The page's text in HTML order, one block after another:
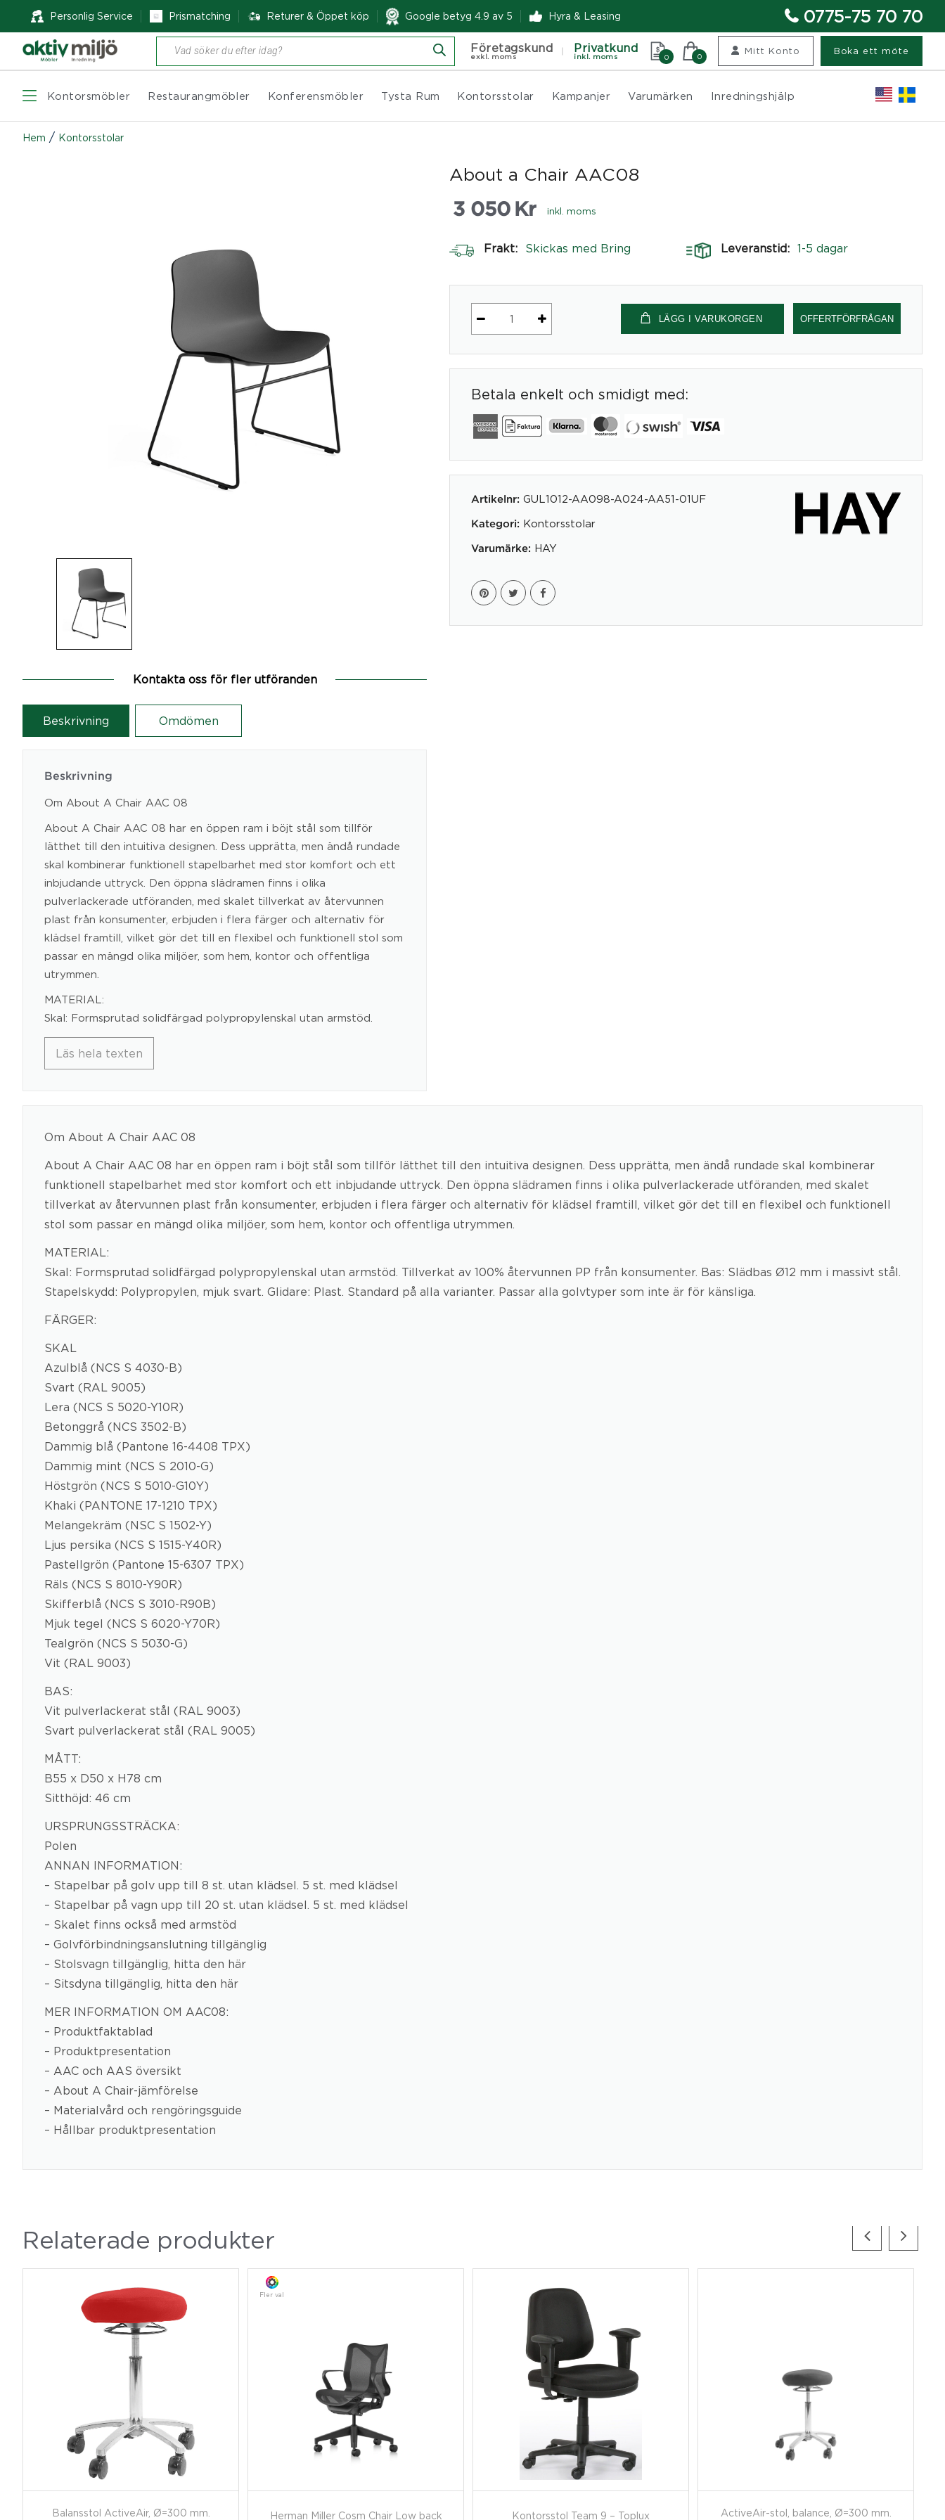
Personlig Service Prismatching Returer & Öppet köp Google betyg 4.9 av 5 Hyra & Leasing 0775-75 70 70
Produktsökning Företagskund
exkl. moms
Privatkund
inkl. moms 0 0
Mitt Konto Boka ett möte
Kontorsmöbler Restaurangmöbler Konferensmöbler Tysta Rum Kontorsstolar Kampanjer Varumärken Inredningshjälp
Hem / Kontorsstolar
Kontakta oss för fler utföranden
Beskrivning Omdömen
Beskrivning
Om About A Chair AAC 08
About A Chair AAC 08 har en öppen ram i böjt stål som tillför
lätthet till den intuitiva designen. Dess upprätta, men ändå rundade
skal kombinerar funktionell stapelbarhet med stor komfort och ett
inbjudande uttryck. Den öppna slädramen finns i olika
pulverlackerade utföranden, med skalet tillverkat av återvunnen
plast från konsumenter, erbjuden i flera färger och alternativ för
klädsel framtill, vilket gör det till en flexibel och funktionell stol som
passar en mängd olika miljöer, som hem, kontor och offentliga
utrymmen.
MATERIAL:
Skal: Formsprutad solidfärgad polypropylenskal utan armstöd.
Läs hela texten
About a Chair AAC08
3 050 Kr inkl. moms
Frakt: Skickas med Bring Leveranstid: 1-5 dagar
mängd
LÄGG I VARUKORGEN OFFERTFÖRFRÅGAN
Betala enkelt och smidigt med:
Artikelnr: GUL1012-AA098-A024-AA51-01UF
Kategori: Kontorsstolar
Varumärke: HAY
Om About A Chair AAC 08
About A Chair AAC 08 har en öppen ram i böjt stål som tillför lätthet till den intuitiva designen. Dess upprätta, men ändå rundade skal kombinerar
funktionell stapelbarhet med stor komfort och ett inbjudande uttryck. Den öppna slädramen finns i olika pulverlackerade utföranden, med skalet
tillverkat av återvunnen plast från konsumenter, erbjuden i flera färger och alternativ för klädsel framtill, vilket gör det till en flexibel och funktionell
stol som passar en mängd olika miljöer, som hem, kontor och offentliga utrymmen.
MATERIAL:
Skal: Formsprutad solidfärgad polypropylenskal utan armstöd. Tillverkat av 100% återvunnen PP från konsumenter. Bas: Slädbas Ø12 mm i massivt stål.
Stapelskydd: Polypropylen, mjuk svart. Glidare: Plast. Standard på alla varianter. Passar alla golvtyper som inte är för känsliga.
FÄRGER:
SKAL
Azulblå (NCS S 4030-B)
Svart (RAL 9005)
Lera (NCS S 5020-Y10R)
Betonggrå (NCS 3502-B)
Dammig blå (Pantone 16-4408 TPX)
Dammig mint (NCS S 2010-G)
Höstgrön (NCS S 5010-G10Y)
Khaki (PANTONE 17-1210 TPX)
Melangekräm (NSC S 1502-Y)
Ljus persika (NCS S 1515-Y40R)
Pastellgrön (Pantone 15-6307 TPX)
Räls (NCS S 8010-Y90R)
Skifferblå (NCS S 3010-R90B)
Mjuk tegel (NCS S 6020-Y70R)
Tealgrön (NCS S 5030-G)
Vit (RAL 9003)
BAS:
Vit pulverlackerat stål (RAL 9003)
Svart pulverlackerat stål (RAL 9005)
MÅTT:
B55 x D50 x H78 cm
Sitthöjd: 46 cm
URSPRUNGSSTRÄCKA:
Polen
ANNAN INFORMATION:
– Stapelbar på golv upp till 8 st. utan klädsel. 5 st. med klädsel
– Stapelbar på vagn upp till 20 st. utan klädsel. 5 st. med klädsel
– Skalet finns också med armstöd
– Golvförbindningsanslutning tillgänglig
– Stolsvagn tillgänglig, hitta den här
– Sitsdyna tillgänglig, hitta den här
MER INFORMATION OM AAC08:
– Produktfaktablad
– Produktpresentation
– AAC och AAS översikt
– About A Chair-jämförelse
– Materialvård och rengöringsguide
– Hållbar produktpresentation
Relaterade produkter
Balansstol ActiveAir, Ø=300 mm.
Fler val
Herman Miller Cosm Chair Low back Kontorsstol Team 9 – Toplux ActiveAir-stol, balance, Ø=300 mm.